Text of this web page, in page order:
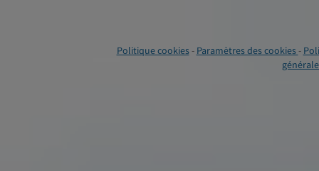
Politique cookies- Paramètres des cookies-